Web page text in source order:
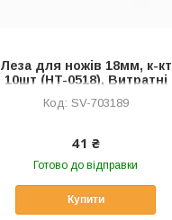
Леза для ножів 18мм, к-кт
10шт (HT-0518), Витратні
SV-703189
41 ₴
Готово до відправки
Купити